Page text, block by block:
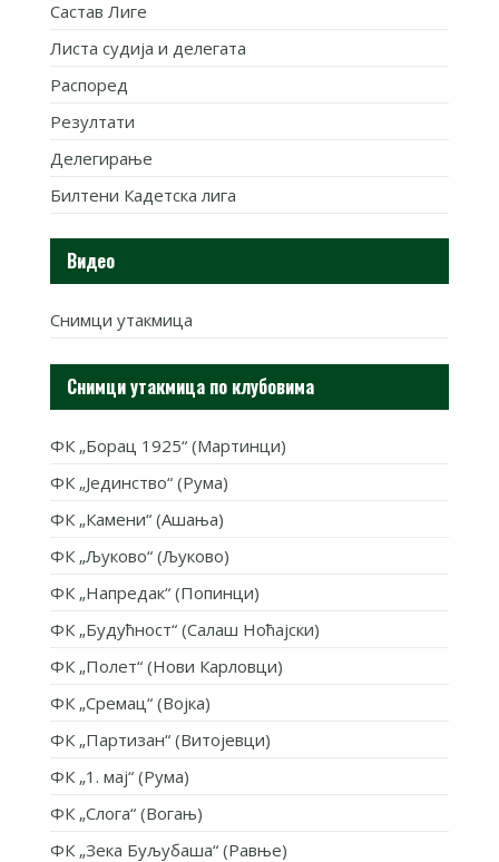
Састав Лиге
Листа судија и делегата
Распоред
Резултати
Делегирање
Билтени Кадетска лига
Видео
Снимци утакмица
Снимци утакмица по клубовима
ФК „Борац 1925“ (Мартинци)
ФК „Јединство“ (Рума)
ФК „Камени“ (Ашања)
ФК „Љуково“ (Љуково)
ФК „Напредак“ (Попинци)
ФК „Будућност“ (Салаш Ноћајски)
ФК „Полет“ (Нови Карловци)
ФК „Сремац“ (Војка)
ФК „Партизан“ (Витојевци)
ФК „1. мај“ (Рума)
ФК „Слога“ (Вогањ)
ФК „Зека Буљубаша“ (Равње)